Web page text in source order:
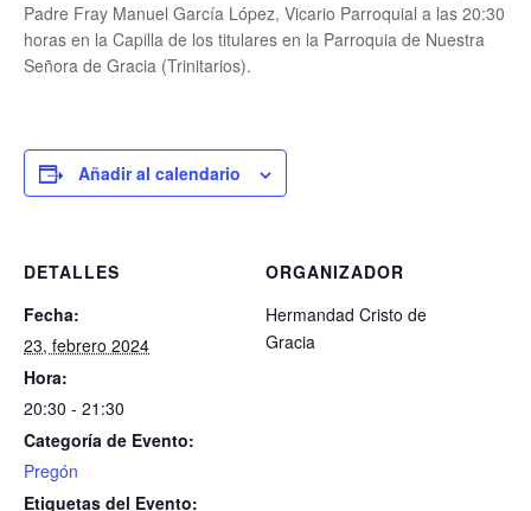
Padre Fray Manuel García López, Vicario Parroquial a las 20:30
horas en la Capilla de los titulares en la Parroquia de Nuestra
Señora de Gracia (Trinitarios).
Añadir al calendario
DETALLES
Fecha:
23, febrero 2024
Hora:
20:30 - 21:30
Categoría de Evento:
Pregón
Etiquetas del Evento:
ORGANIZADOR
Hermandad Cristo de
Gracia